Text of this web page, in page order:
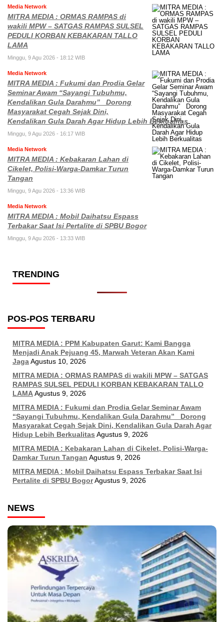
Media Network
MITRA MEDIA : ORMAS RAMPAS di
wakili MPW – SATGAS RAMPAS SULSEL
PEDULI KORBAN KEBAKARAN TALLO
LAMA
Minggu, 9 Agu 2026 - 18:12 WIB
Media Network
MITRA MEDIA : Fukumi dan Prodia Gelar
Seminar Awam “Sayangi Tubuhmu,
Kendalikan Gula Darahmu” Dorong
Masyarakat Cegah Sejak Dini,
Kendalikan Gula Darah Agar Hidup Lebih Berkualitas
Minggu, 9 Agu 2026 - 16:17 WIB
Media Network
MITRA MEDIA : Kebakaran Lahan di
Cikelet, Polisi-Warga-Damkar Turun
Tangan
Minggu, 9 Agu 2026 - 13:36 WIB
Media Network
MITRA MEDIA : Mobil Daihatsu Espass
Terbakar Saat Isi Pertalite di SPBU Bogor
Minggu, 9 Agu 2026 - 13:33 WIB
TRENDING
POS-POS TERBARU
MITRA MEDIA : PPM Kabupaten Garut: Kami Bangga
Menjadi Anak Pejuang 45, Marwah Veteran Akan Kami
JagaAgustus 10, 2026
MITRA MEDIA : ORMAS RAMPAS di wakili MPW – SATGAS
RAMPAS SULSEL PEDULI KORBAN KEBAKARAN TALLO
LAMAAgustus 9, 2026
MITRA MEDIA : Fukumi dan Prodia Gelar Seminar Awam
“Sayangi Tubuhmu, Kendalikan Gula Darahmu” Dorong
Masyarakat Cegah Sejak Dini, Kendalikan Gula Darah Agar
Hidup Lebih Berkualitas Agustus 9, 2026
MITRA MEDIA : Kebakaran Lahan di Cikelet, Polisi-Warga-
Damkar Turun Tangan Agustus 9, 2026
MITRA MEDIA : Mobil Daihatsu Espass Terbakar Saat Isi
Pertalite di SPBU BogorAgustus 9, 2026
NEWS